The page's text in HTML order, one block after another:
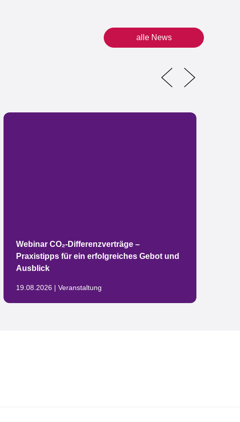
alle News
Webinar CO₂-Differenzverträge –
Praxistipps für ein erfolgreiches Gebot und
Ausblick
19.08.2026 | Veranstaltung